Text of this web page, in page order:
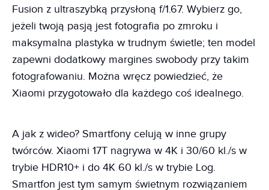
Fusion z ultraszybką przysłoną f/1.67. Wybierz go,
jeżeli twoją pasją jest fotografia po zmroku i
maksymalna plastyka w trudnym świetle; ten model
zapewni dodatkowy margines swobody przy takim
fotografowaniu. Można wręcz powiedzieć, że
Xiaomi przygotowało dla każdego coś idealnego.
A jak z wideo? Smartfony celują w inne grupy
twórców. Xiaomi 17T nagrywa w 4K i 30/60 kl./s w
trybie HDR10+ i do 4K 60 kl./s w trybie Log.
Smartfon jest tym samym świetnym rozwiązaniem